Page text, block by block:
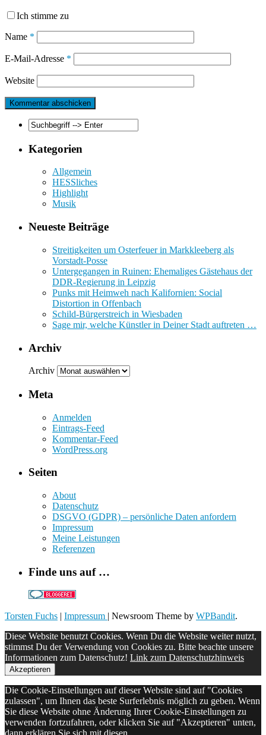
Ich stimme zu
Name *
E-Mail-Adresse *
Website
Kategorien
Allgemein
HESSliches
Highlight
Musik
Neueste Beiträge
Streitigkeiten um Osterfeuer in Markkleeberg als
Vorstadt-Posse
Untergegangen in Ruinen: Ehemaliges Gästehaus der
DDR-Regierung in Leipzig
Punks mit Heimweh nach Kalifornien: Social
Distortion in Offenbach
Schild-Bürgerstreich in Wiesbaden
Sage mir, welche Künstler in Deiner Stadt auftreten …
Archiv
Archiv
Meta
Anmelden
Eintrags-Feed
Kommentar-Feed
WordPress.org
Seiten
About
Datenschutz
DSGVO (GDPR) – persönliche Daten anfordern
Impressum
Meine Leistungen
Referenzen
Finde uns auf …
Torsten Fuchs | Impressum | Newsroom Theme by WPBandit.
Diese Website benutzt Cookies. Wenn Du die Website weiter nutzt,
stimmst Du der Verwendung von Cookies zu. Bitte beachte unsere
Informationen zum Datenschutz! Link zum Datenschutzhinweis
Akzeptieren
Die Cookie-Einstellungen auf dieser Website sind auf "Cookies
zulassen", um Ihnen das beste Surferlebnis möglich zu geben. Wenn
Sie diese Website ohne Änderung Ihrer Cookie-Einstellungen zu
verwenden fortzufahren, oder klicken Sie auf "Akzeptieren" unten,
dann erklären Sie sich mit diesen.